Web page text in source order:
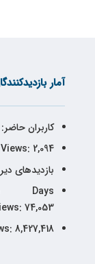
آمار
کاربران
2,094
بازدیدهای
Days
74,053
8,427,418